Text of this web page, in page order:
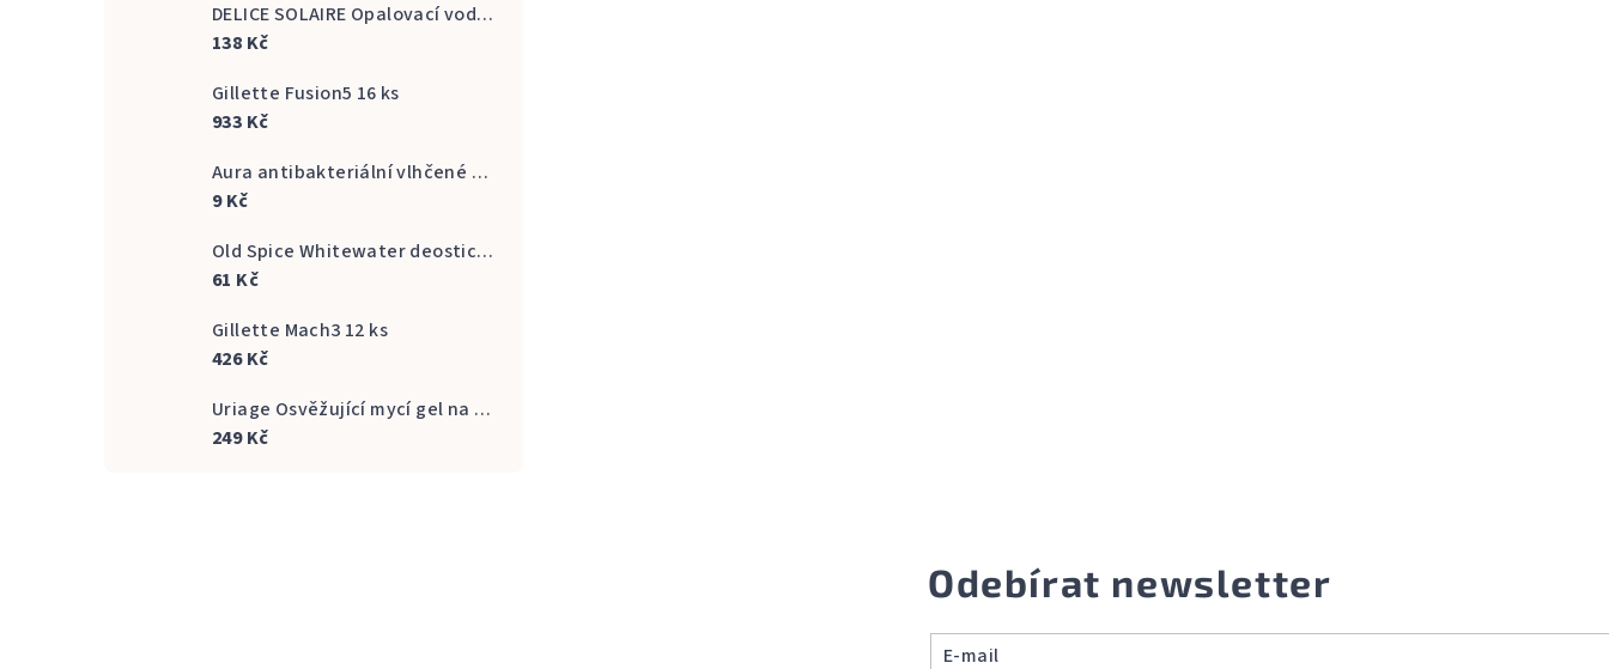
DELICE SOLAIRE Opalovací voda Fresh Bronze s vůní kokosu 500 ml
138 Kč
Gillette Fusion5 16 ks
933 Kč
Aura antibakteriální vlhčené ubrousky na ruce 20 ks
9 Kč
Old Spice Whitewater deostick 50 ml
61 Kč
Gillette Mach3 12 ks
426 Kč
Uriage Osvěžující mycí gel na intimní hygienu Gyn Phy Refreshing Gel Intimate Hygiene 500 ml
249 Kč
Odebírat newsletter
E-mail